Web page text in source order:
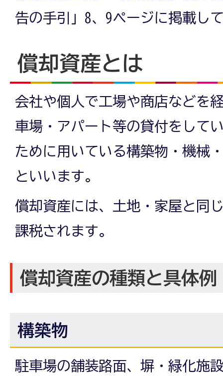
告の手引」8、9ページに掲載し
償却資産とは
会社や個人で工場や商店などを
車場・アパート等の貸付をして
ために用いている構築物・機械
といいます。
償却資産には、土地・家屋と同
課税されます。
償却資産の種類と具体例
構築物
駐車場の舗装路面、塀・緑化施